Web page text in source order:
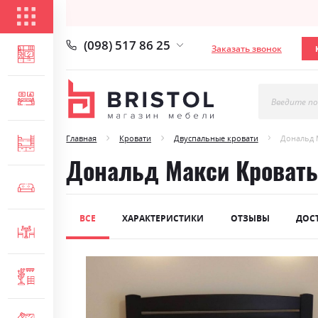
ГОСТИНАЯ
СПАЛЬНЯ
ДЕТСКАЯ
МЯГКАЯ МЕБЕЛЬ
(098) 517 86 25 Заказать звонок
Введите
Главная Кровати Двуспальные кровати Дональд
Дональд Макси
ВСЕ ХАРАКТЕРИСТИКИ ОТЗЫВЫ